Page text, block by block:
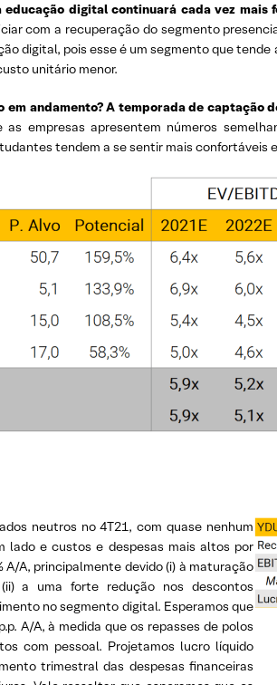
educação digital continuará cada vez mais
com a recuperação do segmento
digital, pois esse é um segmento que
unitário menor.
em andamento?A temporada de captação
empresas apresentem números
tendem a se sentir mais confortáveis
neutros no 4T21, com quase nenhum
lado e custos e despesas mais altos por
A, principalmente devido (i) à maturação
a uma forte redução nos descontos
no segmento digital. Esperamos que
A/A, à medida que os repasses de polos
com pessoal. Projetamos lucro líquido
trimestral das despesas financeiras